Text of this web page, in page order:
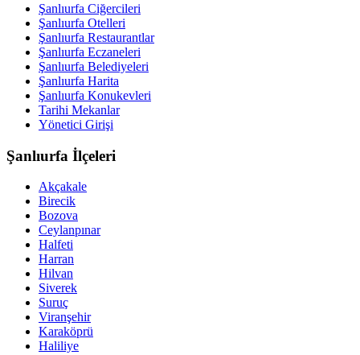
Şanlıurfa Ciğercileri
Şanlıurfa Otelleri
Şanlıurfa Restaurantlar
Şanlıurfa Eczaneleri
Şanlıurfa Belediyeleri
Şanlıurfa Harita
Şanlıurfa Konukevleri
Tarihi Mekanlar
Yönetici Girişi
Şanlıurfa İlçeleri
Akçakale
Birecik
Bozova
Ceylanpınar
Halfeti
Harran
Hilvan
Siverek
Suruç
Viranşehir
Karaköprü
Haliliye